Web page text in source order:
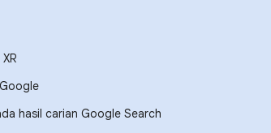
hasil carian Google Search